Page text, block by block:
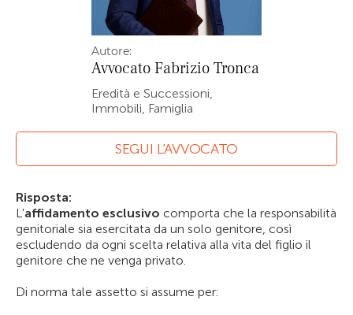
Autore:
Avvocato Fabrizio Tronca
Eredità e Successioni,
Immobili, Famiglia
SEGUI L’AVVOCATO
Risposta:
L'affidamento esclusivo comporta che la responsabilità
genitoriale sia esercitata da un solo genitore, così
escludendo da ogni scelta relativa alla vita del figlio il
genitore che ne venga privato.
Di norma tale assetto si assume per: